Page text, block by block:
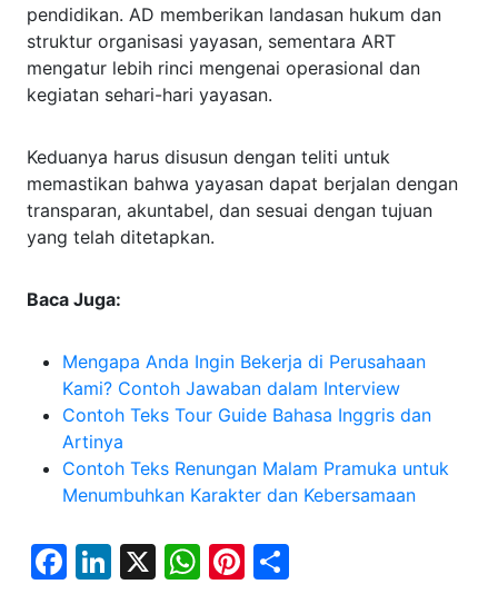
pendidikan. AD memberikan landasan hukum dan
struktur organisasi yayasan, sementara ART
mengatur lebih rinci mengenai operasional dan
kegiatan sehari-hari yayasan.
Keduanya harus disusun dengan teliti untuk
memastikan bahwa yayasan dapat berjalan dengan
transparan, akuntabel, dan sesuai dengan tujuan
yang telah ditetapkan.
Baca Juga:
Mengapa Anda Ingin Bekerja di Perusahaan
Kami? Contoh Jawaban dalam Interview
Contoh Teks Tour Guide Bahasa Inggris dan
Artinya
Contoh Teks Renungan Malam Pramuka untuk
Menumbuhkan Karakter dan Kebersamaan
F
Li X
W Pi